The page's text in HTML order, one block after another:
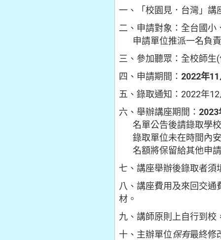
一、「校園見．台灣」講
二、申請對象：全台國小
申請單位推派一名負
三、參加聽眾：全校師
四、申請期間： 2022年
五、錄取通知：2022年
六、舉辦講座期間： 2023
名單公告後請錄取學校
錄取單位未在時間內
名額將保留給其他申請
七、講座舉辦後錄取者
八、講座費用及來回交
材。
九、講師原則上自行到校
十、主辦單位保有最終修